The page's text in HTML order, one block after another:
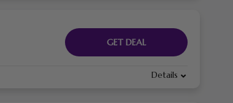
GET DEAL
Details